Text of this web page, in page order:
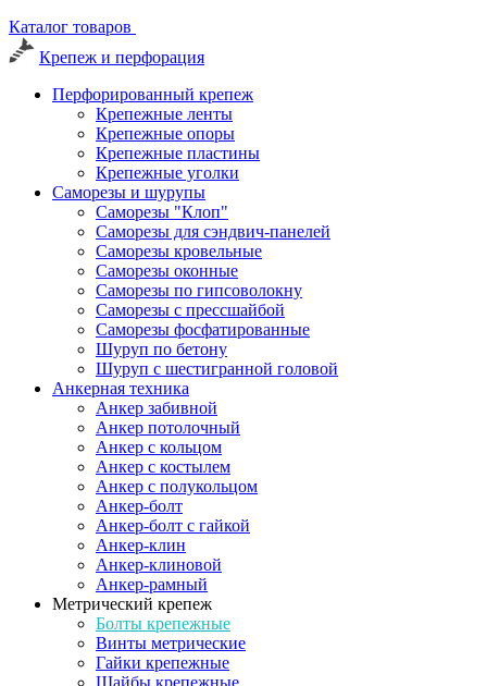
Каталог товаров
Крепеж и перфорация
Перфорированный крепеж
Крепежные ленты
Крепежные опоры
Крепежные пластины
Крепежные уголки
Саморезы и шурупы
Саморезы "Клоп"
Саморезы для сэндвич-панелей
Саморезы кровельные
Саморезы оконные
Саморезы по гипсоволокну
Саморезы с прессшайбой
Саморезы фосфатированные
Шуруп по бетону
Шуруп с шестигранной головой
Анкерная техника
Анкер забивной
Анкер потолочный
Анкер с кольцом
Анкер с костылем
Анкер с полукольцом
Анкер-болт
Анкер-болт с гайкой
Анкер-клин
Анкер-клиновой
Анкер-рамный
Метрический крепеж
Болты крепежные
Винты метрические
Гайки крепежные
Шайбы крепежные